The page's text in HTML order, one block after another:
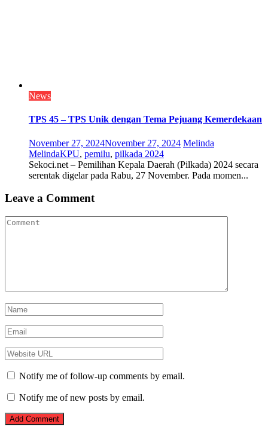
News
TPS 45 – TPS Unik dengan Tema Pejuang Kemerdekaan
November 27, 2024November 27, 2024 Melinda
MelindaKPU, pemilu, pilkada 2024
Sekoci.net – Pemilihan Kepala Daerah (Pilkada) 2024 secara
serentak digelar pada Rabu, 27 November. Pada momen...
Leave a Comment
Notify me of follow-up comments by email.
Notify me of new posts by email.